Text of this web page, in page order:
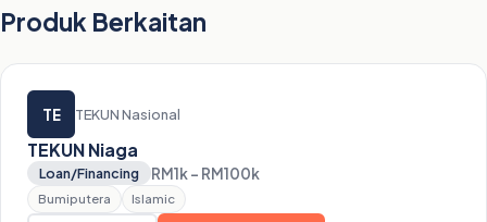
Produk Berkaitan
TE TEKUN Nasional
TEKUN Niaga
Loan/Financing RM1k – RM100k
Bumiputera Islamic